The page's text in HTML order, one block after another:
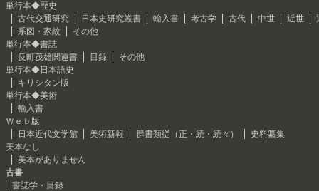
単行本◆歴史
古代交通研究
日本史研究叢書 輸入書 考古学 古代 中世 近世
系図・家紋
その他
単行本◆書誌
反町茂雄関連書
目録
その他
単行本◆日本語史
キリシタン版
単行本◆美術
輸入書
Ｗｅｂ版
日本近代文学館
美術新報 群書類従（正・続・続々）
史料纂集
美本なし
美本がありません
古書
書誌学・目録